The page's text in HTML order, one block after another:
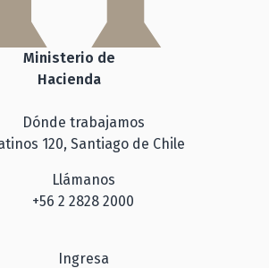
Ministerio de
Hacienda
Dónde trabajamos
120, Santiago de Chile
Llámanos
+56 2 2828 2000
Ingresa